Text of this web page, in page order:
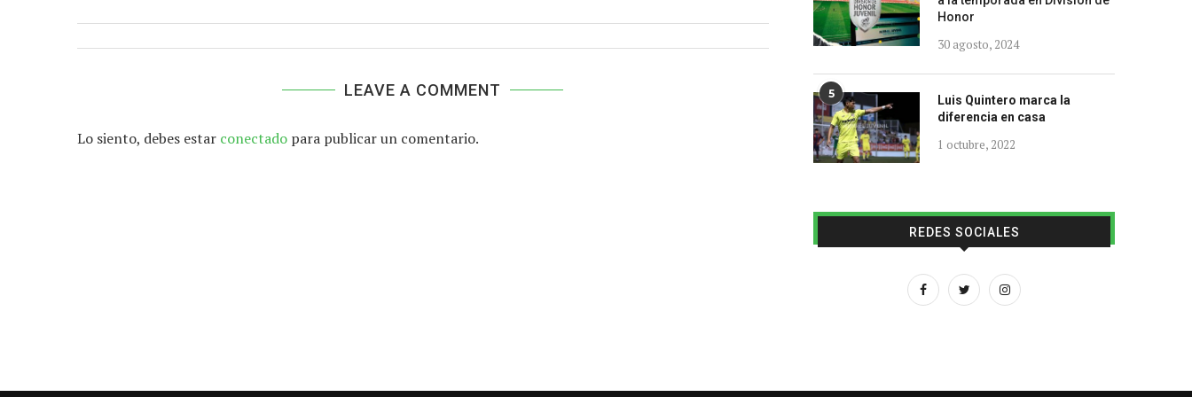
LEAVE A COMMENT
Lo siento, debes estar conectado para publicar un comentario.
Honor
30 agosto, 2024
5
Luis Quintero marca la
diferencia en casa
1 octubre, 2022
REDES SOCIALES